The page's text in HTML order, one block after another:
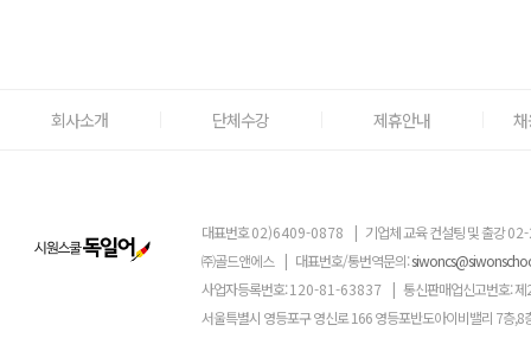
회사소개 단체수강 제휴안내
대표번호02)6409-0878 | 기업체 교육 컨설팅 및 출강
㈜골드앤에스 | 대표번호/통번역문의:
사업자등록번호:120-81-63837 | 통신판매업신고번호: 제
서울특별시 영등포구 영신로 166 영등포반도아이비밸리 7층,8